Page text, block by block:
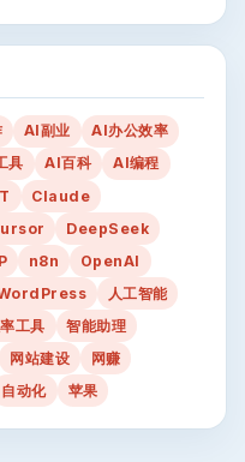
AI副业
AI办公效率
具 AI百科
AI编程
Claude
DeepSeek
n8n
OpenAI
人工智能
工具
智能助理
网站建设
网赚
自动化 苹果